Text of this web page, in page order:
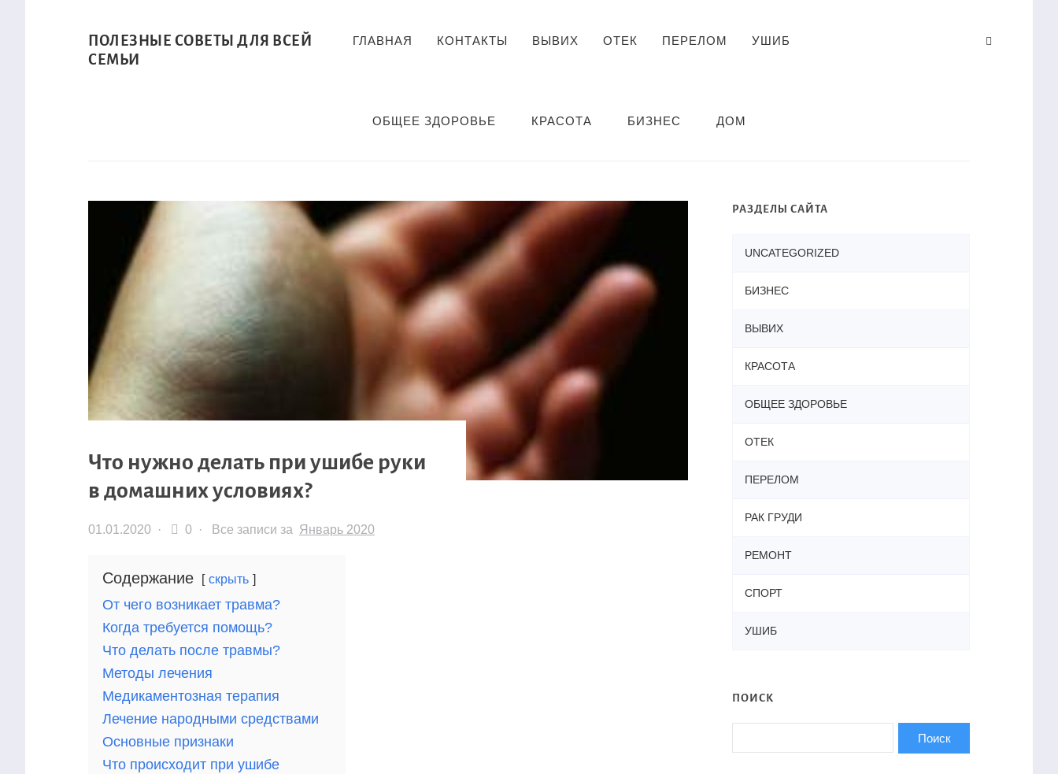
ПОЛЕЗНЫЕ СОВЕТЫ ДЛЯ ВСЕЙ
СЕМЬИ
ГЛАВНАЯ КОНТАКТЫ ВЫВИХ ОТЕК ПЕРЕЛОМ УШИБ
ОБЩЕЕ ЗДОРОВЬЕ КРАСОТА БИЗНЕС ДОМ
Что нужно делать при ушибе руки
в домашних условиях?
01.01.2020 · 0 · Все записи за Январь 2020
Содержание скрыть
От чего возникает травма?
Когда требуется помощь?
Что делать после травмы?
Методы лечения
Медикаментозная терапия
Лечение народными средствами
Основные признаки
Что происходит при ушибе
РАЗДЕЛЫ САЙТА
UNCATEGORIZED
БИЗНЕС
ВЫВИХ
КРАСОТА
ОБЩЕЕ ЗДОРОВЬЕ
ОТЕК
ПЕРЕЛОМ
РАК ГРУДИ
РЕМОНТ
СПОРТ
УШИБ
ПОИСК